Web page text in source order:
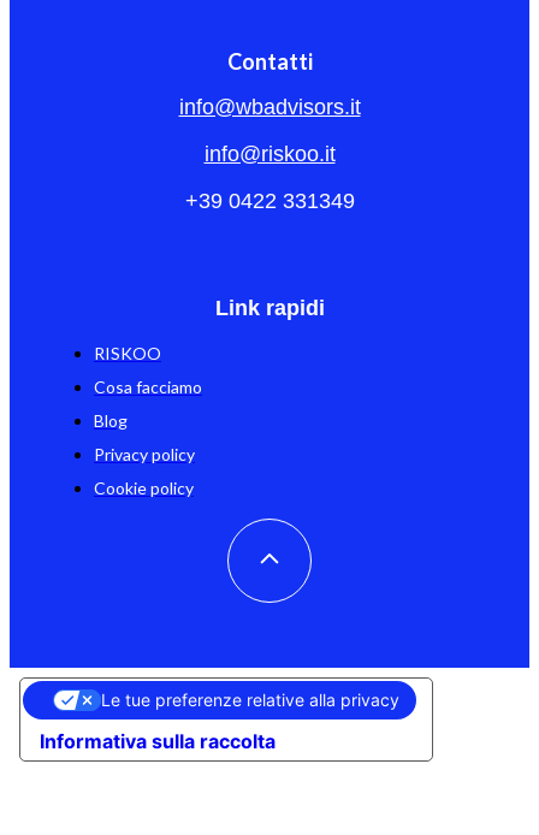
Contatti
info@wbadvisors.it
info@riskoo.it
+39 0422 331349
Link rapidi
RISKOO
Cosa facciamo
Blog
Privacy policy
Cookie policy
Informativa sulla raccolta
Le tue preferenze relative alla privacy